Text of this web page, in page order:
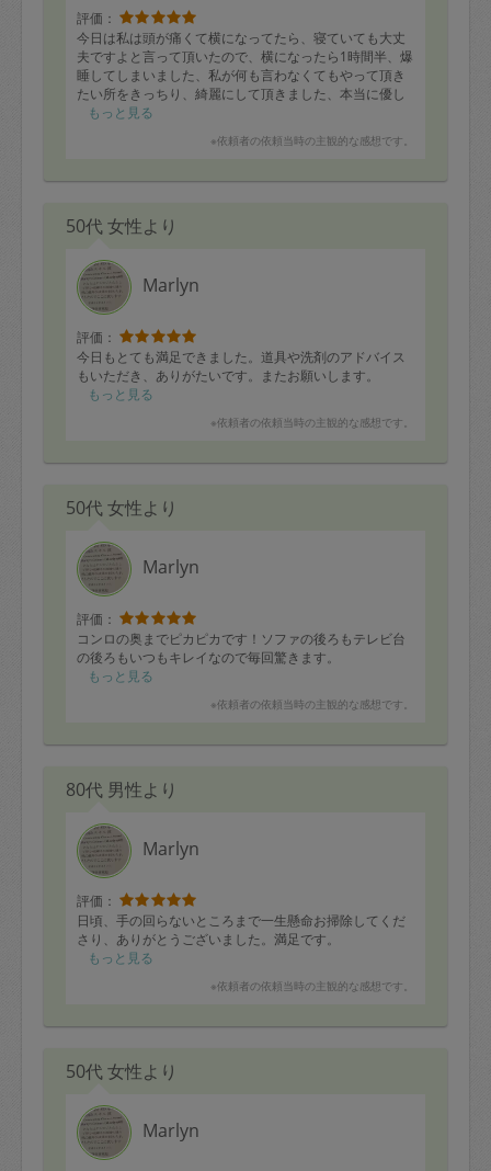
評価：
今日は私は頭が痛くて横になってたら、寝ていても大丈
夫ですよと言って頂いたので、横になったら1時間半、爆
睡してしまいました、私が何も言わなくてもやって頂き
たい所をきっちり、綺麗にして頂きました、本当に優し
いマリリンさんです、安心して任せられます。何時もあ
もっと見る
※依頼者の依頼当時の主観的な感想です。
50代 女性より
Marlyn
評価：
今日もとても満足できました。道具や洗剤のアドバイス
もいただき、ありがたいです。またお願いします。
もっと見る
※依頼者の依頼当時の主観的な感想です。
50代 女性より
Marlyn
評価：
コンロの奥までピカピカです！ソファの後ろもテレビ台
の後ろもいつもキレイなので毎回驚きます。
もっと見る
※依頼者の依頼当時の主観的な感想です。
80代 男性より
Marlyn
評価：
日頃、手の回らないところまで一生懸命お掃除してくだ
さり、ありがとうございました。満足です。
もっと見る
※依頼者の依頼当時の主観的な感想です。
50代 女性より
Marlyn